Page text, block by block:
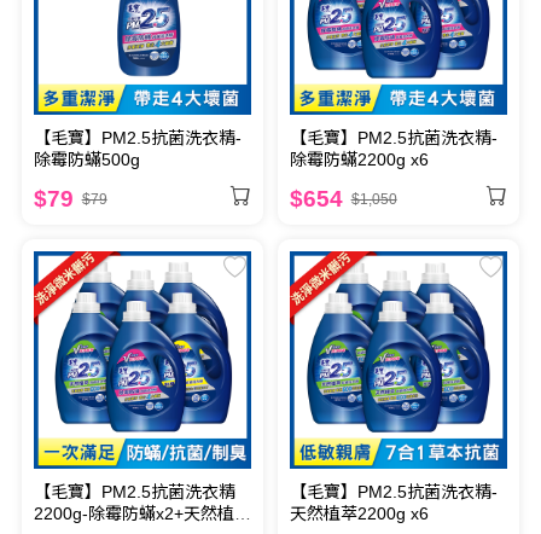
【毛寶】PM2.5抗菌洗衣精-
除霉防蟎500g
$79 $79
【毛寶】PM2.5抗菌洗衣精-
除霉防蟎2200g x6
$654 $1,050
【毛寶】PM2.5抗菌洗衣精
2200g-除霉防蟎x2+天然植萃
【毛寶】PM2.5抗菌洗衣精-
天然植萃2200g x6